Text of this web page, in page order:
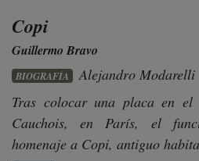
Copi
Guillermo Bravo
BIOGRAFÍA
Alejandro Modarelli
Tras colocar una placa en
Cauchois, en París, el
homenaje a Copi, antiguo